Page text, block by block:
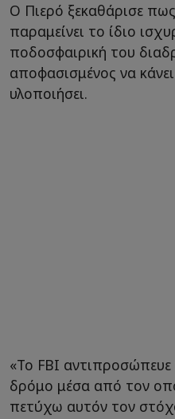
Ο Πιερό ξεκαθάρισε
παραμείνει το ίδιο
ποδοσφαιρική του
αποφασισμένος να
υλοποιήσει.
«Το FBI αντιπροσώπευε
δρόμο μέσα από τον
πετύχω αυτόν τον